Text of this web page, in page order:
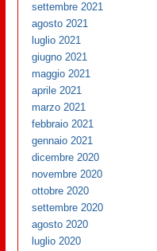
settembre 2021
agosto 2021
luglio 2021
giugno 2021
maggio 2021
aprile 2021
marzo 2021
febbraio 2021
gennaio 2021
dicembre 2020
novembre 2020
ottobre 2020
settembre 2020
agosto 2020
luglio 2020